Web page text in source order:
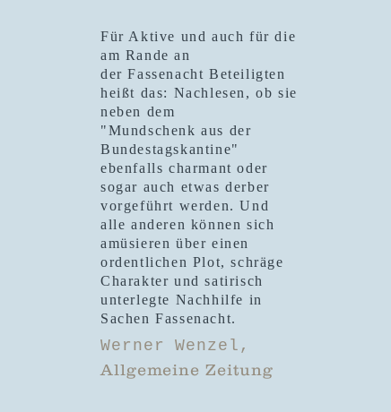
Für Aktive und auch für die
am Rande an
derFassenacht Beteiligten
heißt das: Nachlesen, ob sie
neben dem
"Mundschenk aus der
Bundestagskantine"
ebenfalls charmant oder
sogar auch etwas derber
vorgeführt werden. Und
alle anderen können sich
amüsieren über einen
ordentlichen Plot, schräge
Charakter und satirisch
unterlegte Nachhilfe in
Sachen Fassenacht.
Werner Wenzel,
Allgemeine Zeitung